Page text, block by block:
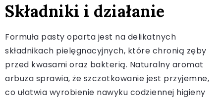
Składniki i działanie
Formuła pasty oparta jest na delikatnych
składnikach pielęgnacyjnych, które chronią zęby
przed kwasami oraz bakterią. Naturalny aromat
arbuza sprawia, że szczotkowanie jest przyjemne,
co ułatwia wyrobienie nawyku codziennej higieny